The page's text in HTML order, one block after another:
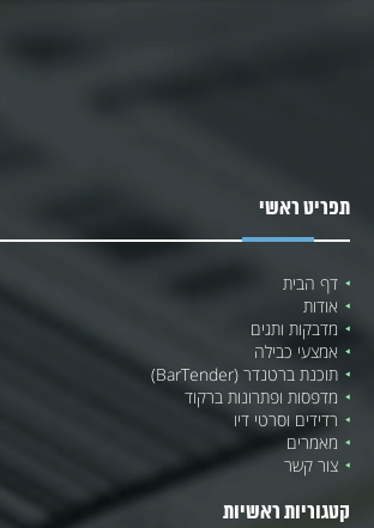
תפריט ראשי
דף הבית
אודות
מדבקות ותגים
אמצעי כבילה
תוכנת ברטנדר (BarTender)
מדפסות ופתרונות ברקוד
רדידים וסרטי דיו
מאמרים
צור קשר
קטגוריות ראשיות